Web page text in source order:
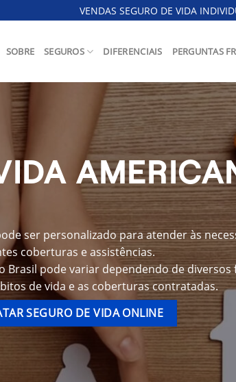
VENDAS SEGURO DE VIDA
SOBRE SEGUROS DIFERENCIAIS PERGUNTAS
ser personalizado para atender às
coberturas e assistências.
Brasil pode variar dependendo de diversos
de vida e as coberturas contratadas.
SEGURO DE VIDA ONLINE